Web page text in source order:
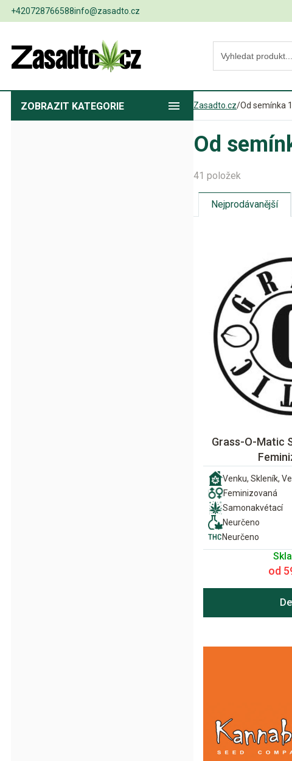
+420728766588info@zasadto.cz
ZOBRAZIT KATEGORIE Zasadto.cz/Od semínka
Od
41 položek
Nejprodávanější
Grass-O-Matic
Venku, Skleník,
Feminizovaná
Samonakvétací
Neurčeno
Neurčeno
od